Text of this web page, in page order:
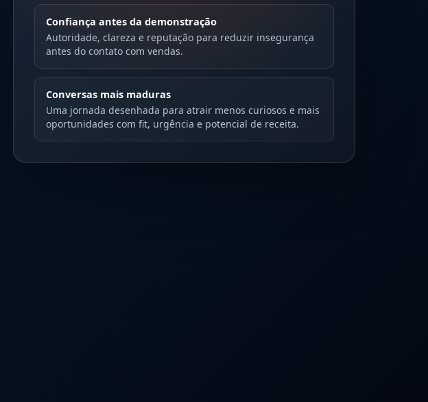
Confiança antes da demonstração
Autoridade, clareza e reputação para reduzir insegurança
antes do contato com vendas.
Conversas mais maduras
Uma jornada desenhada para atrair menos curiosos e mais
oportunidades com fit, urgência e potencial de receita.